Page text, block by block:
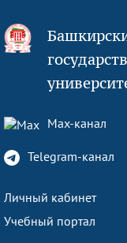
Max-канал
Telegram-канал
Личный кабинет
Учебный портал